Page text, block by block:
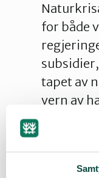
for både
tapet av
vern av